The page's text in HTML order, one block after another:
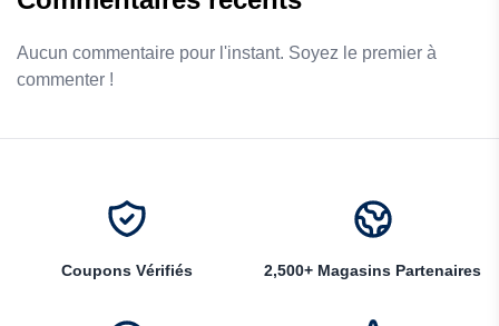
Aucun commentaire pour l'instant. Soyez le premier à
commenter !
Coupons Vérifiés 2,500+ Magasins Partenaires